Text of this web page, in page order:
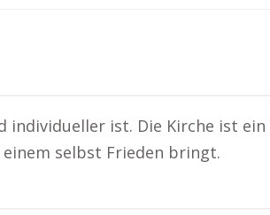
ist. Die Kirche ist ein
selbst Frieden bringt.